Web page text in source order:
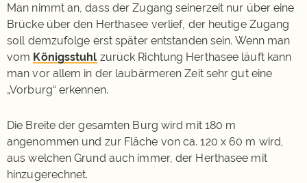
Man nimmt an, dass der Zugang seinerzeit nur über eine
Brücke über den Herthasee verlief, der heutige Zugang
soll demzufolge erst später entstanden sein. Wenn man
vom Königsstuhl zurück Richtung Herthasee läuft kann
man vor allem in der laubärmeren Zeit sehr gut eine
„Vorburg“ erkennen.
Die Breite der gesamten Burg wird mit 180 m
angenommen und zur Fläche von ca. 120 x 60 m wird,
aus welchen Grund auch immer, der Herthasee mit
hinzugerechnet.